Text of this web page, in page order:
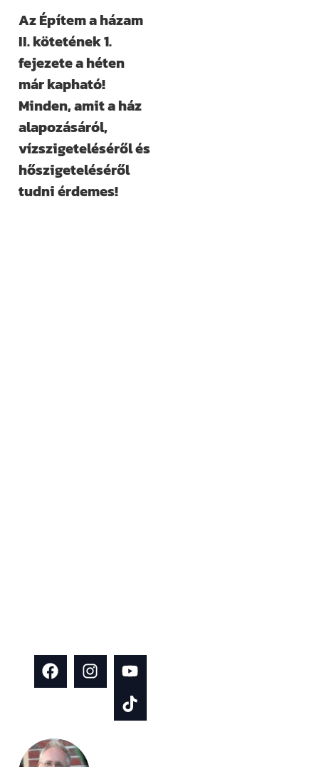
Az Építem a házam
II. kötetének 1.
fejezete a héten
már kapható!
Minden, amit a ház
alapozásáról,
vízszigeteléséről és
hőszigeteléséről
tudni érdemes!